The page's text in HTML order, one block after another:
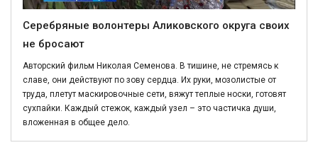
Серебряные волонтеры Аликовского округа своих
не бросают
Авторский фильм Николая Семенова. В тишине, не стремясь к
славе, они действуют по зову сердца. Их руки, мозолистые от
труда, плетут маскировочные сети, вяжут теплые носки, готовят
сухпайки. Каждый стежок, каждый узел – это частичка души,
вложенная в общее дело.